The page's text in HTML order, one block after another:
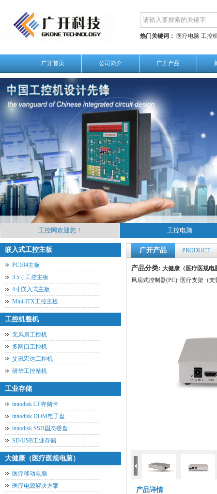
热门关键词： 医疗电脑 工控
广开首页 公司简介 广开产品
工控网欢迎您！ 工控电脑
嵌入式工控主板
PC104主板
3.5寸工控主板
4寸嵌入式主板
Mini-ITX工控主板
工控机整机
无风扇工控机
多网口工控机
艾讯宏达工控机
研华工控整机
工业存储
innodisk CF存储卡
innodisk DOM电子盘
innodisk SSD固态硬盘
SD/USB工业存储
大健康（医疗医规电脑）
医疗移动电脑
医疗电源解决方案
广开产品 PRODUCT
产品分类: 大健康（医疗医规电
风扇式控制器(PC) 医疗支架（支
产品详情